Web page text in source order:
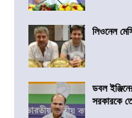
লিওনেল
ডবল
সরকারকে